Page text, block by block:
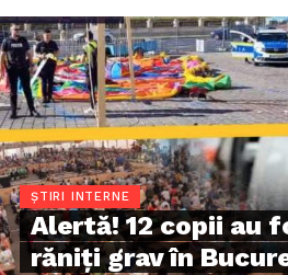
ȘTIRI INTERNE
Alertă! 12 copii au
răniți grav în